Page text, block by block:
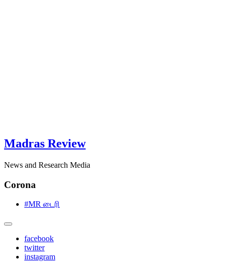
Madras Review
News and Research Media
Corona
#MR டைரி
facebook
twitter
instagram